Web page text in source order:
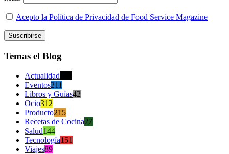
Acepto la Política de Privacidad de Food Service Magazine
Temas el Blog
Actualidad
Eventos211
Libros y Guías42
Ocio312
Producto215
Recetas de Cocina27
Salud144
Tecnología151
Viajes89